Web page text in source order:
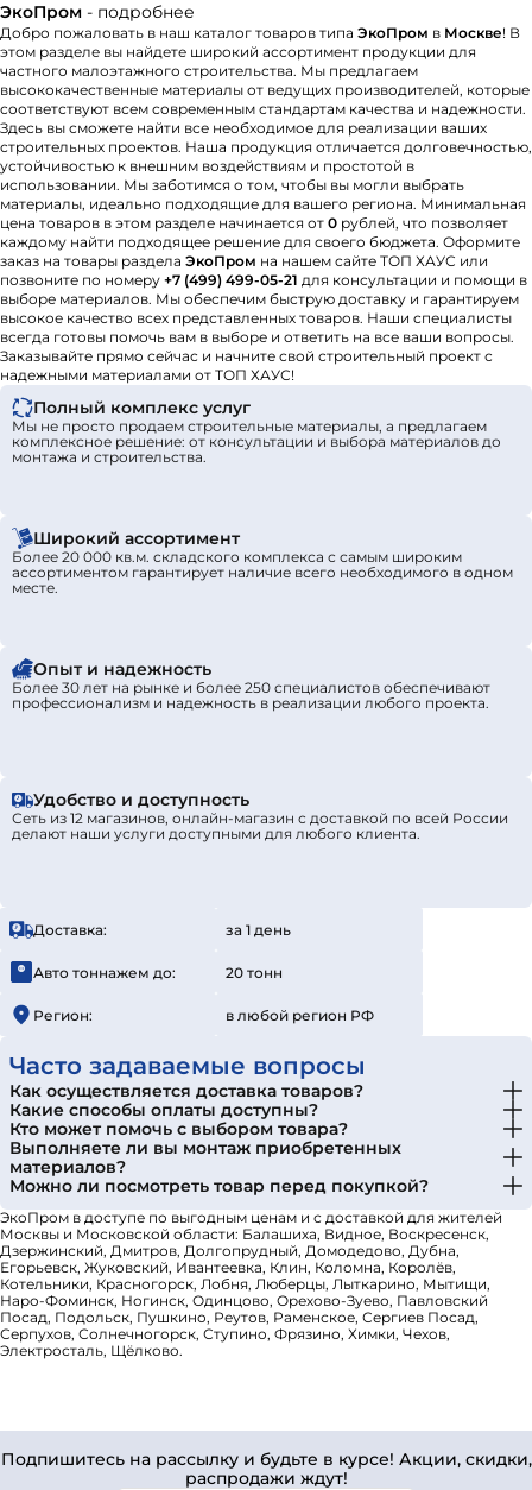
ЭкоПром - подробнее
Добро пожаловать в наш каталог товаров типа ЭкоПром в Москве! В
этом разделе вы найдете широкий ассортимент продукции для
частного малоэтажного строительства. Мы предлагаем
высококачественные материалы от ведущих производителей, которые
соответствуют всем современным стандартам качества и надежности.
Здесь вы сможете найти все необходимое для реализации ваших
строительных проектов. Наша продукция отличается долговечностью,
устойчивостью к внешним воздействиям и простотой в
использовании. Мы заботимся о том, чтобы вы могли выбрать
материалы, идеально подходящие для вашего региона. Минимальная
цена товаров в этом разделе начинается от 0 рублей, что позволяет
каждому найти подходящее решение для своего бюджета. Оформите
заказ на товары раздела ЭкоПром на нашем сайте ТОП ХАУС или
позвоните по номеру +7 (499) 499-05-21 для консультации и помощи в
выборе материалов. Мы обеспечим быструю доставку и гарантируем
высокое качество всех представленных товаров. Наши специалисты
всегда готовы помочь вам в выборе и ответить на все ваши вопросы.
Заказывайте прямо сейчас и начните свой строительный проект с
надежными материалами от ТОП ХАУС!
Полный комплекс услуг
Мы не просто продаем строительные материалы, а предлагаем
комплексное решение: от консультации и выбора материалов до
монтажа и строительства.
Широкий ассортимент
Более 20 000 кв.м. складского комплекса с самым широким
ассортиментом гарантирует наличие всего необходимого в одном
месте.
Опыт и надежность
Более 30 лет на рынке и более 250 специалистов обеспечивают
профессионализм и надежность в реализации любого проекта.
Удобство и доступность
Сеть из 12 магазинов, онлайн-магазин с доставкой по всей России
делают наши услуги доступными для любого клиента.
Доставка: за 1 день
Авто тоннажем до: 20 тонн
Регион: в любой регион РФ
Часто задаваемые вопросы
Как осуществляется доставка товаров?
Какие способы оплаты доступны?
Кто может помочь с выбором товара?
Выполняете ли вы монтаж приобретенных
материалов?
Можно ли посмотреть товар перед покупкой?
ЭкоПром в доступе по выгодным ценам и с доставкой для жителей
Москвы и Московской области: Балашиха, Видное, Воскресенск,
Дзержинский, Дмитров, Долгопрудный, Домодедово, Дубна,
Егорьевск, Жуковский, Ивантеевка, Клин, Коломна, Королёв,
Котельники, Красногорск, Лобня, Люберцы, Лыткарино, Мытищи,
Наро-Фоминск, Ногинск, Одинцово, Орехово-Зуево, Павловский
Посад, Подольск, Пушкино, Реутов, Раменское, Сергиев Посад,
Серпухов, Солнечногорск, Ступино, Фрязино, Химки, Чехов,
Электросталь, Щёлково.
Подпишитесь на рассылку и будьте в курсе! Акции, скидки,
распродажи ждут!